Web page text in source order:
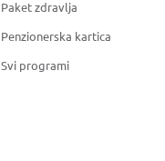
Paket zdravlja
Penzionerska kartica
Svi programi